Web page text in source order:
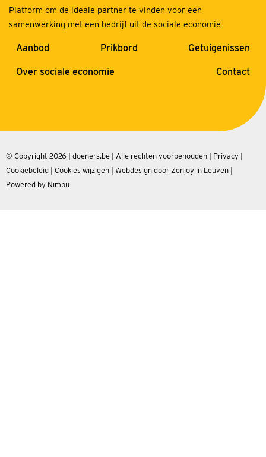
Platform om de ideale partner te vinden voor een
samenwerking met een bedrijf uit de sociale economie
Aanbod Prikbord Getuigenissen
Over sociale economie Contact
© Copyright 2026 | doeners.be | Alle rechten voorbehouden | Privacy
Cookiebeleid
Cookies wijzigen Webdesign door Zenjoy in Leuven
Powered by Nimbu